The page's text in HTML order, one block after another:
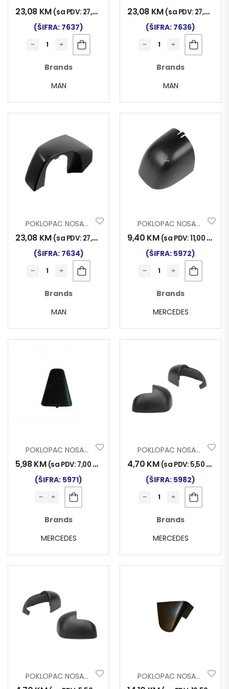
23,08 KM (sa PDV: 27,00
(ŠIFRA: 7637)
Brands
MAN
23,08 KM (sa PDV: 27,00
(ŠIFRA: 7636)
Brands
MAN
POKLOPAC NOSAČA RETROVIZORA MAN TGX; TGL; TGM; TGS 2020– DONJI LIJEVI
23,08 KM (sa PDV: 27,00
(ŠIFRA: 7634)
Brands
MAN
POKLOPAC NOSAČA RETROVIZORA MERCEDES ACTROS MP3 DONJI
9,40 KM (sa PDV:11,00 KM
(ŠIFRA: 5972)
Brands
MERCEDES
POKLOPAC NOSAČA RETROVIZORA MERCEDES ACTROS MP3 GORNJI
5,98KM (sa PDV: 7,00 KM
(ŠIFRA: 5971)
Brands
MERCEDES
POKLOPAC NOSAČA RETROVIZORA MERCEDES ATEGO DESNI
4,70 KM (sa PDV: 5,50 KM
(ŠIFRA: 5982)
Brands
MERCEDES
POKLOPAC NOSAČA RETROVIZORA MERCEDES ATEGO LIJEVI POKLOPAC NOSAČA RETROVIZORA MERCEDES MP4 GORNJI DESNI